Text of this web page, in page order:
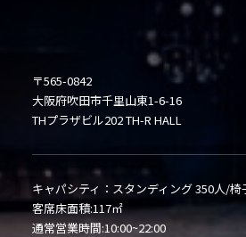
〒565-0842
大阪府吹田市千里山東1-6-16
THプラザビル202 TH-R HALL
キャパシティ：スタンディング 350人/椅
客席床面積:117㎡
通常営業時間:10:00~22:00